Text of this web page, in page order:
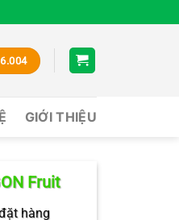
GIỚI THIỆU
Fruit
hàng